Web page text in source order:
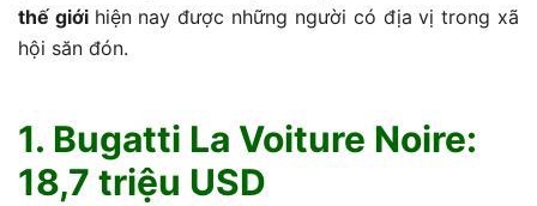
thế giới hiện nay được những người có địa vị trong xã
hội săn đón.
1. Bugatti La Voiture Noire:
18,7 triệu USD